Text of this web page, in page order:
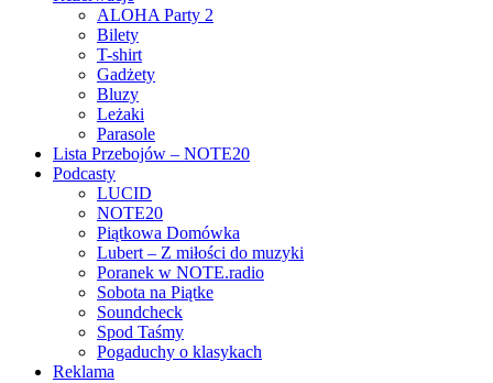
ALOHA Party 2
Bilety
T-shirt
Gadżety
Bluzy
Leżaki
Parasole
Lista Przebojów – NOTE20
Podcasty
LUCID
NOTE20
Piątkowa Domówka
Lubert – Z miłości do muzyki
Poranek w NOTE.radio
Sobota na Piątke
Soundcheck
Spod Taśmy
Pogaduchy o klasykach
Reklama